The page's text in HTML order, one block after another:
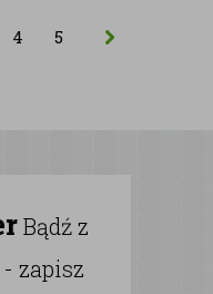
4 5
Bądź z
zapisz